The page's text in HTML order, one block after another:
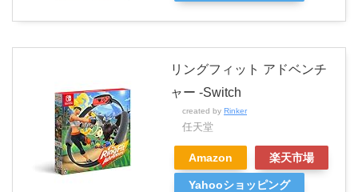
リングフィット アドベンチ
ャー -Switch
created by Rinker
任天堂
Amazon 楽天市場
Yahooショッピング